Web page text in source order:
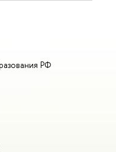
РФ